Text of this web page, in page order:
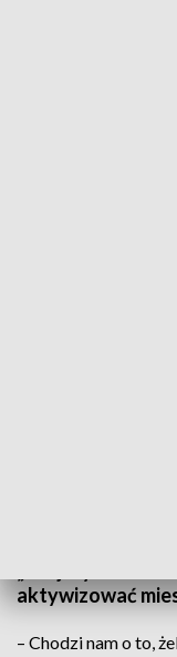
aktywizować
– Chodzi nam o to,